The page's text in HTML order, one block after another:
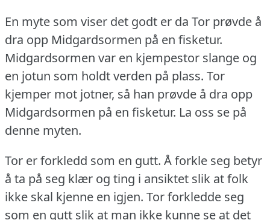
En myte som viser det godt er da Tor prøvde å
dra opp Midgardsormen på en fisketur.
Midgardsormen var en kjempestor slange og
en jotun som holdt verden på plass. Tor
kjemper mot jotner, så han prøvde å dra opp
Midgardsormen på en fisketur. La oss se på
denne myten.
Tor er forkledd som en gutt. Å forkle seg betyr
å ta på seg klær og ting i ansiktet slik at folk
ikke skal kjenne en igjen. Tor forkledde seg
som en gutt slik at man ikke kunne se at det